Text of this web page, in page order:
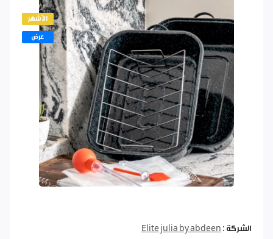
الأشهر
عرض
الشركة : Elite julia by abdeen